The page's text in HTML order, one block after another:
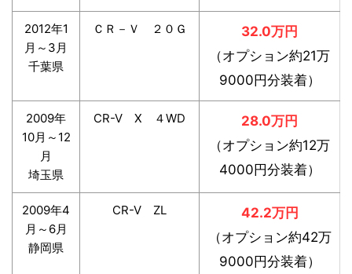
2012年1
月～3月
千葉県
ＣＲ－Ｖ ２０Ｇ
32.0万円
（オプション約21万
9000円分装着）
2009年
10月～12
月
埼玉県
CR-V X ４WD
28.0万円
（オプション約12万
4000円分装着）
2009年4
月～6月
静岡県
CR-V ZL
42.2万円
（オプション約42万
9000円分装着）